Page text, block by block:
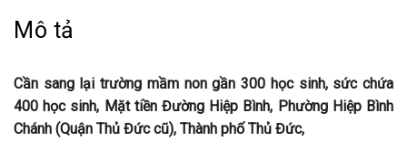
Mô tả
Cần sang lại trường mầm non gần 300 học sinh, sức chứa
400 học sinh, Mặt tiền Đường Hiệp Bình, Phường Hiệp Bình
Chánh (Quận Thủ Đức cũ), Thành phố Thủ Đức,